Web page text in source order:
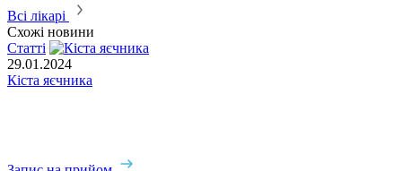
Всі лікарі
Схожі новини
Статті
29.01.2024
Кіста яєчника